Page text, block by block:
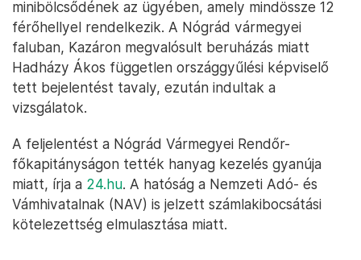
minibölcsődének az ügyében, amely mindössze 12
férőhellyel rendelkezik. A Nógrád vármegyei
faluban, Kazáron megvalósult beruházás miatt
Hadházy Ákos független országgyűlési képviselő
tett bejelentést tavaly, ezután indultak a
vizsgálatok.
A feljelentést a Nógrád Vármegyei Rendőr-
főkapitányságon tették hanyag kezelés gyanúja
miatt, írja a 24.hu. A hatóság a Nemzeti Adó- és
Vámhivatalnak (NAV) is jelzett számlakibocsátási
kötelezettség elmulasztása miatt.